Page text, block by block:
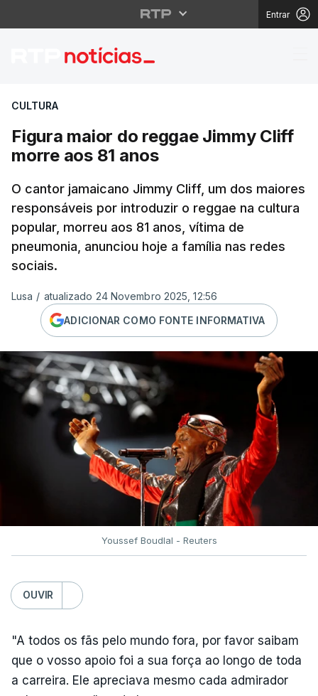
Entrar
Figura maior do
CULTURA
Figura maior do reggae Jimmy Cliff
morre aos 81 anos
O cantor jamaicano Jimmy Cliff, um dos maiores
responsáveis por introduzir o reggae na cultura
popular, morreu aos 81 anos, vítima de
pneumonia, anunciou hoje a família nas redes
sociais.
Lusa / atualizado 24 Novembro 2025, 12:56
ADICIONAR COMO FONTE INFORMATIVA
Youssef Boudlal - Reuters
OUVIR
"A todos os fãs pelo mundo fora, por favor saibam
que o vosso apoio foi a sua força ao longo de toda
a carreira. Ele apreciava mesmo cada admirador